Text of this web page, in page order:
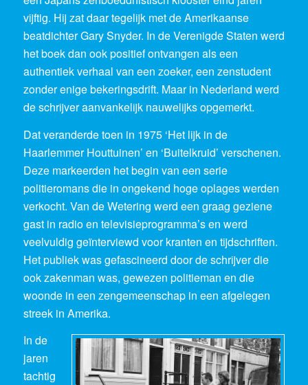
vijftig. Hij zat daar tegelijk met de Amerikaanse
beatdichter Gary Snyder. In de Verenigde Staten werd
het boek dan ook positief ontvangen als een
authentiek verhaal van een zoeker, een zenstudent
zonder enige bekeringsdrift. Maar in Nederland werd
de schrijver aanvankelijk nauwelijks opgemerkt.
Dat veranderde toen in 1975 ‘Het lijk in de
Haarlemmer Houttuinen’ en ‘Buitelkruid’ verschenen.
Deze markeerden het begin van een serie
politieromans die in ongekend hoge oplages werden
verkocht. Van de Wetering werd een graag geziene
gast in radio en televisieprogramma’s en werd
veelvuldig geïnterviewd voor kranten en tijdschriften.
Het publiek was gefascineerd door de schrijver die
ook zakenman was, gewezen politieman en die
woonde in een zengemeenschap in een afgelegen
streek in Amerika.
In de
jaren
tachtig